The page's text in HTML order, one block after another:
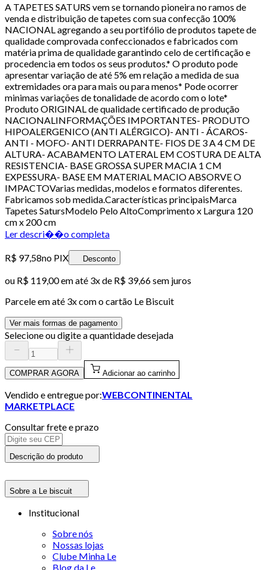
A TAPETES SATURS vem se tornando pioneira no ramos de
venda e distribuição de tapetes com sua confecção 100%
NACIONAL agregando a seu portifólio de produtos tapete de
qualidade comprovada confeccionados e fabricados com
matéria prima de qualidade garantindo celo de certificação e
procedencia em todos os seus produtos.* O produto pode
apresentar variação de até 5% em relação a medida de sua
extremidades ora para mais ou para menos* Pode ocorrer
minimas variações de tonalidade de acordo com o lote*
Produto ORIGINAL de qualidade certificado de produção
NACIONALINFORMAÇÕES IMPORTANTES- PRODUTO
HIPOALERGENICO (ANTI ALÉRGICO)- ANTI - ÁCAROS-
ANTI - MOFO- ANTI DERRAPANTE- FIOS DE 3 A 4 CM DE
ALTURA- ACABAMENTO LATERAL EM COSTURA DE ALTA
RESISTENCIA- BASE GROSSA SUPER MACIA 1 CM
EXPESSURA- BASE EM MATERIAL MACIO ABSORVE O
IMPACTOVarias medidas, modelos e formatos diferentes.
Fabricamos sob medida.Características principaisMarca
Tapetes SatursModelo Pelo AltoComprimento x Largura 120
cm x 200 cm
Ler descri��o completa
R$ 97,58no PIX Desconto
ou R$ 119,00em até 3x de R$ 39,66 sem juros
Parcele em até 3x com o cartão Le Biscuit
Ver mais formas de pagamento
Selecione ou digite a quantidade desejada
COMPRAR AGORA Adicionar ao carrinho
Vendido e entregue por:WEBCONTINENTAL
MARKETPLACE
Consultar frete e prazo
Descrição do produto
Sobre a Le biscuit
Institucional
Sobre nós
Nossas lojas
Clube Minha Le
Blog da Le